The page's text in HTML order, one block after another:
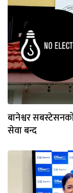
बानेश्वर
सेवा बन्द